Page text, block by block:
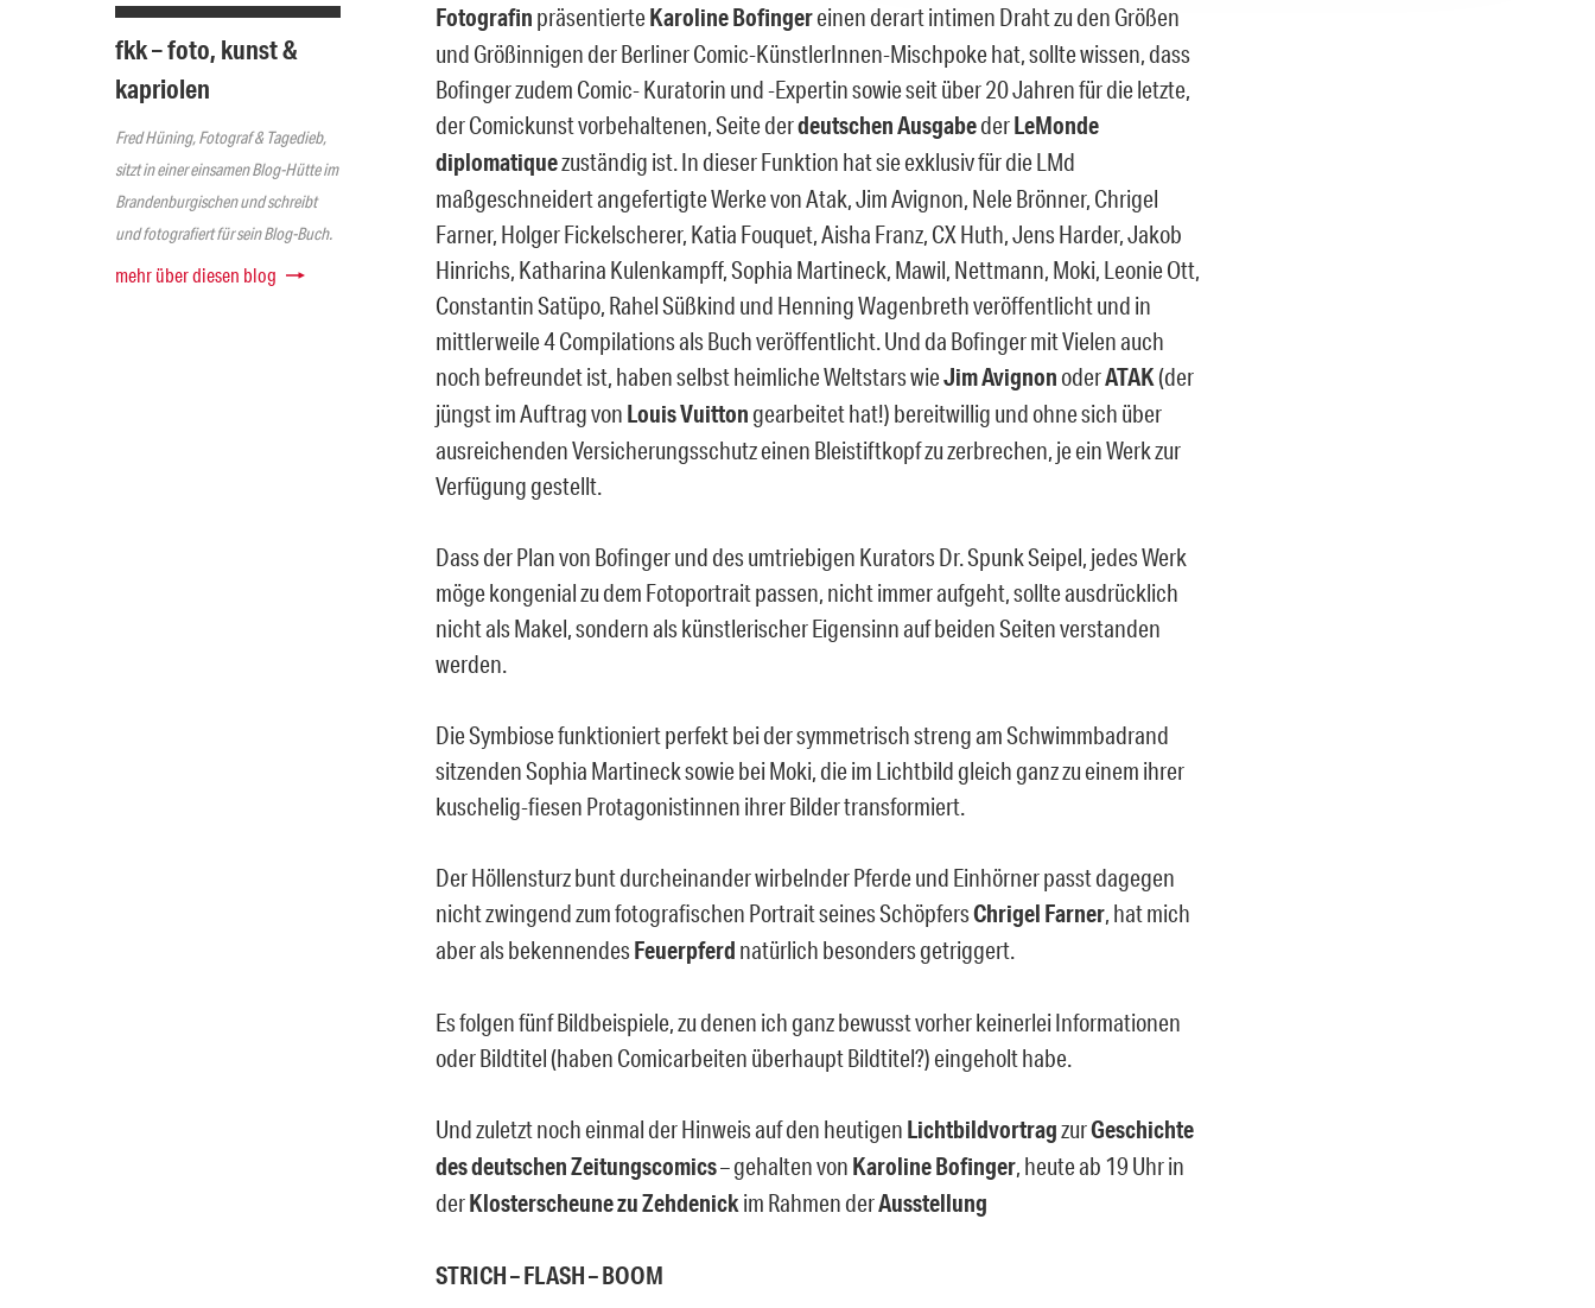
fkk – foto, kunst &
kapriolen
Fred Hüning, Fotograf & Tagedieb,
sitzt in einer einsamen Blog-Hütte im
Brandenburgischen und schreibt
und fotografiert für sein Blog-Buch.
mehr über diesen blog
Fotografin präsentierteKaroline Bofingereinen derart intimen Draht zu den Größen
und Größinnigen der Berliner Comic-KünstlerInnen-Mischpoke hat, sollte wissen, dass
Bofinger zudem Comic- Kuratorin und -Expertin sowie seit über 20 Jahren für die letzte,
der Comickunst vorbehaltenen, Seite derdeutschen AusgabederLeMonde
diplomatiquezuständig ist. In dieser Funktion hat sie exklusiv für die LMd
maßgeschneidert angefertigte Werke von Atak, Jim Avignon, Nele Brönner, Chrigel
Farner, Holger Fickelscherer, Katia Fouquet, Aisha Franz, CX Huth, Jens Harder, Jakob
Hinrichs, Katharina Kulenkampff, Sophia Martineck, Mawil, Nettmann, Moki, Leonie Ott,
Constantin Satüpo, Rahel Süßkind und Henning Wagenbreth veröffentlicht und in
mittlerweile 4 Compilations als Buch veröffentlicht. Und da Bofinger mit Vielen auch
noch befreundet ist, haben selbst heimliche Weltstars wieJim AvignonoderATAK(der
jüngst im Auftrag von Louis Vuittongearbeitet hat!) bereitwillig und ohne sich über
ausreichenden Versicherungsschutz einen Bleistiftkopf zu zerbrechen, je ein Werk zur
Verfügung gestellt.
Dass der Plan von Bofinger und des umtriebigen Kurators Dr. Spunk Seipel, jedes Werk
möge kongenial zu dem Fotoportrait passen, nicht immer aufgeht, sollte ausdrücklich
nicht als Makel, sondern als künstlerischer Eigensinn auf beiden Seiten verstanden
werden.
Die Symbiose funktioniert perfekt bei der symmetrisch streng am Schwimmbadrand
sitzenden Sophia Martineck sowie bei Moki, die im Lichtbild gleich ganz zu einem ihrer
kuschelig-fiesen Protagonistinnen ihrer Bilder transformiert.
Der Höllensturz bunt durcheinander wirbelnder Pferde und Einhörner passt dagegen
nicht zwingend zum fotografischen Portrait seines SchöpfersChrigel Farner, hat mich
aber als bekennendesFeuerpferd natürlich besonders getriggert.
Es folgen fünf Bildbeispiele, zu denen ich ganz bewusst vorher keinerlei Informationen
oder Bildtitel (haben Comicarbeiten überhaupt Bildtitel?) eingeholt habe.
Und zuletzt noch einmal der Hinweis auf den heutigen LichtbildvortragzurGeschichte
des deutschen Zeitungscomics– gehalten von Karoline Bofinger, heute ab 19 Uhr in
derKlosterscheune zu Zehdenick im Rahmen derAusstellung
STRICH – FLASH – BOOM